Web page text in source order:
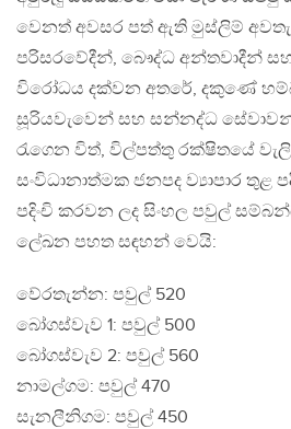
වෙනත් අවසර පත් ඇති මුස්ලිම්
පරිසරවේදීන්, බෞද්ධ අන්තවාදීන්
විරෝධය දක්වන අතරේ, දකුණේ
සූරියවැවෙන් සහ සන්නද්ධ
රැගෙන විත්, විල්පත්තු රක්ෂිතයේ
සංවිධානාත්මක ජනපද ව්‍යාපාර තුළ
පදිංචි කරවන ලද සිංහල පවුල්
ලේඛන පහත සඳහන් වෙයි:
වේරතැන්න: පවුල් 520
බෝගස්වැව 1: පවුල් 500
බෝගස්වැව 2: පවුල් 560
නාමල්ගම: පවුල් 470
සැනලීනිගම: පවුල් 450